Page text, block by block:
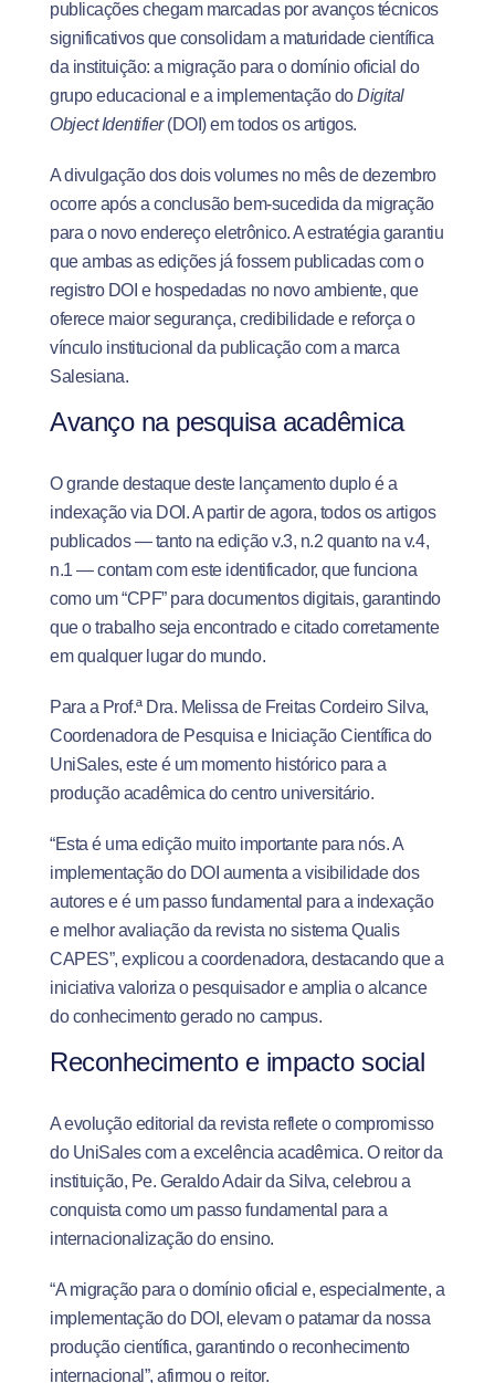
publicações chegam marcadas por avanços técnicos
significativos que consolidam a maturidade científica
da instituição: a migração para o domínio oficial do
grupo educacional e a implementação doDigital
Object Identifier(DOI) em todos os artigos.
A divulgação dos dois volumes no mês de dezembro
ocorre após a conclusão bem-sucedida da migração
para o novo endereço eletrônico. A estratégia garantiu
que ambas as edições já fossem publicadas com o
registro DOI e hospedadas no novo ambiente, que
oferece maior segurança, credibilidade e reforça o
vínculo institucional da publicação com a marca
Salesiana.
Avanço na pesquisa acadêmica
O grande destaque deste lançamento duplo é a
indexação via DOI.A partir de agora, todos os artigos
publicados — tanto na edição v.3, n.2 quanto na v.4,
n.1 — contam com este identificador, que funciona
como um “CPF” para documentos digitais, garantindo
que o trabalho seja encontrado e citado corretamente
em qualquer lugar do mundo.
Para a Prof.ª Dra. Melissa de Freitas Cordeiro Silva,
Coordenadora de Pesquisa e Iniciação Científica do
UniSales, este é um momento histórico para a
produção acadêmica do centro universitário.
“Esta é uma edição muito importante para nós. A
implementação do DOI aumenta a visibilidade dos
autores e é um passo fundamental para a indexação
e melhor avaliação da revista no sistema Qualis
CAPES”, explicou a coordenadora, destacando que a
iniciativa valoriza o pesquisador e amplia o alcance
do conhecimento gerado no campus.
Reconhecimento e impacto social
A evolução editorial da revista reflete o compromisso
do UniSales com a excelência acadêmica. O reitor da
instituição, Pe. Geraldo Adair da Silva, celebrou a
conquista como um passo fundamental para a
internacionalização do ensino.
“A migração para o domínio oficial e, especialmente, a
implementação do DOI, elevam o patamar da nossa
produção científica, garantindo o reconhecimento
internacional”, afirmou o reitor.